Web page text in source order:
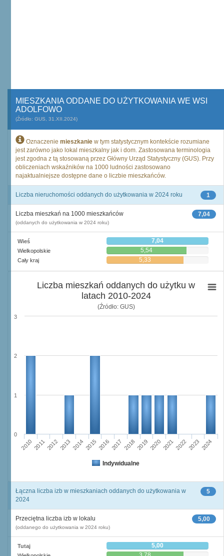
MIESZKANIA ODDANE DO UŻYTKOWANIA WE WSI
ADOLFOWO
(Źródło: GUS, 31.XII.2024)
Oznaczenie mieszkanie w tym statystycznym kontekście rozumiane
jest zarówno jako lokal mieszkalny jak i dom. Zastosowana terminologia
jest zgodna z tą stosowaną przez Główny Urząd Statystyczny (GUS). Przy
obliczeniach wskaźników na 1000 ludności zastosowano
najaktualniejsze dostępne dane o liczbie mieszkańców.
1
Liczba nieruchomości oddanych do użytkowania w 2024 roku
7,04
Liczba mieszkań na 1000 mieszkańców
(oddanych do użytkowania w 2024 roku)
Wieś 7,04
Wielkopolskie 5,54
Cały kraj 5,33
Liczba mieszkań oddanych do użytku w
latach 2010-2024
(Źródło: GUS)
Indywidualne
2010 201120122013 2014 2015 2016 2017 2018 2019 2020 202120222023 2024
0
1
2
3
5
Łączna liczba izb w mieszkaniach oddanych do użytkowania w
2024
5,00
Przeciętna liczba izb w lokalu
(oddanego do użytkowania w 2024 roku)
Tutaj 5,00